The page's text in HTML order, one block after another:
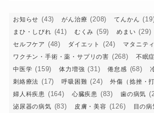
お知らせ (43) がん治療 (208) てんかん
まひ・しびれ (41) むくみ (59) めまい (29)
セルフケア (48) ダイエット (24) マタニテ
ワクチン・手術・薬・サプリの害 (268) 不眠症
中医学 (159) 体力増強 (31) 倦怠感 (68)
刺絡療法 (17) 呼吸困難 (24) 外傷（捻挫・
婦人科疾患 (164) 心臓疾患 (83) 歯の病気
泌尿器の病気 (83) 皮膚・美容 (126) 目の病